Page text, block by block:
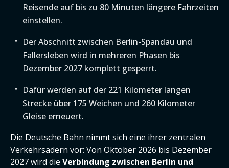
Reisende auf bis zu 80 Minuten längere Fahrzeiten
einstellen.
Der Abschnitt zwischen Berlin-Spandau und
Fallersleben wird in mehreren Phasen bis
Dezember 2027 komplett gesperrt.
Dafür werden auf der 221 Kilometer langen
Strecke über 175 Weichen und 260 Kilometer
Gleise erneuert.
Die Deutsche Bahn nimmt sich eine ihrer zentralen
Verkehrsadern vor: Von Oktober 2026 bis Dezember
2027 wird die Verbindung zwischen Berlin und